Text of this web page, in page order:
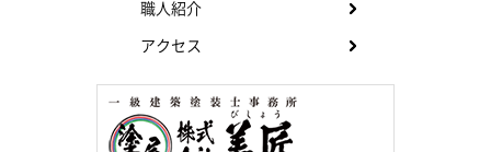
職人紹介
アクセス